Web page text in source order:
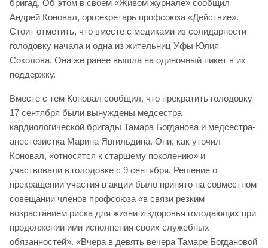
бригад. Об этом в своем «Живом журнале» сообщил
Андрей Коновал, оргсекретарь профсоюза «Действие».
Стоит отметить, что вместе с медиками из солидарности
голодовку начала и одна из жительниц Уфы Юлия
Соколова. Она же ранее вышла на одиночный пикет в их
поддержку.
Вместе с тем Коновал сообщил, что прекратить голодовку
17 сентября были вынуждены медсестра
кардиологической бригады Тамара Богданова и медсестра-
анестезистка Марина Явгильдина. Они, как уточил
Коновал, «относятся к старшему поколению» и
участвовали в голодовке с 9 сентября. Решение о
прекращении участия в акции было принято на совместном
совещании членов профсоюза «в связи резким
возрастанием риска для жизни и здоровья голодающих при
продолжении ими исполнения своих служебных
обязанностей». «Вчера в девять вечера Тамаре Богдановой